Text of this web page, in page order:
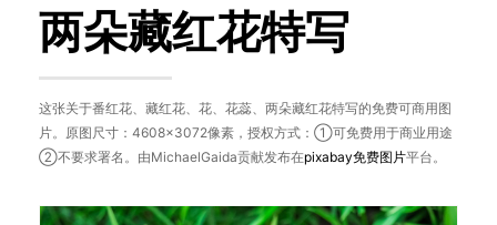
两朵藏红花特写
这张关于番红花、藏红花、花、花蕊、两朵藏红花特写的免费可商用图
片。原图尺寸：4608×3072像素，授权方式：①可免费用于商业用途
②不要求署名。由MichaelGaida贡献发布在pixabay免费图片平台。